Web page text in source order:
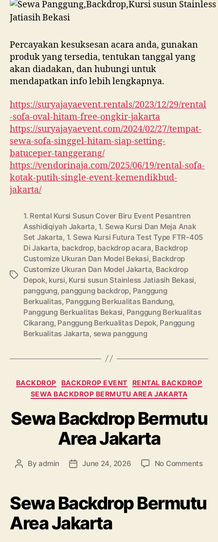
Percayakan kesuksesan acara anda, gunakan
produk yang tersedia, tentukan tanggal yang
akan diadakan, dan hubungi untuk
mendapatkan info lebih lengkapnya.
https://suryajayaevent.rentals/2023/12/29/rental
-sofa-oval-hitam-free-ongkir-jakarta
https://suryajayaevent.com/2024/02/27/tempat-
sewa-sofa-singgel-hitam-siap-setting-
batuceper-tanggerang/
https://vendorinaja.com/2025/06/19/rental-sofa-
kotak-putih-single-event-kemendikbud-
jakarta/
Tags
1. Rental Kursi Susun Cover Biru Event Pesantren
Asshidiqiyah Jakarta, 1. Sewa Kursi Dan Meja Anak
Set Jakarta, 1. Sewa Kursi Futura Test Type FTR-405
Di Jakarta, backdrop, backdrop acara, Backdrop
Customize Ukuran Dan Model Bekasi, Backdrop
Customize Ukuran Dan Model Jakarta, Backdrop
Depok, kursi, Kursi susun Stainless Jatiasih Bekasi,
panggung, panggung backdrop, Panggung
Berkualitas, Panggung Berkualitas Bandung,
Panggung Berkualitas Bekasi, Panggung Berkualitas
Cikarang, Panggung Berkualitas Depok, Panggung
Berkualitas Jakarta, sewa panggung
Categories
BACKDROP BACKDROP EVENT
RENTAL BACKDROP
SEWA BACKDROP BERMUTU AREA JAKARTA
Sewa Backdrop Bermutu
Area Jakarta
PostByadmin
PostJune 24, 2026 No Commentson
Sewa Backdrop Bermutu
Area Jakarta